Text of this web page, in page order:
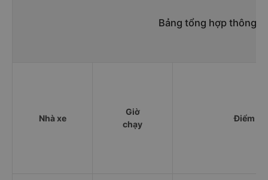
Bảng tổng hợp thông
Nhà xe
Giờ
chạy
Điểm đi